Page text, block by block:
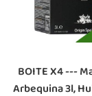
BOITE X4 ---
Arbequina 3l,